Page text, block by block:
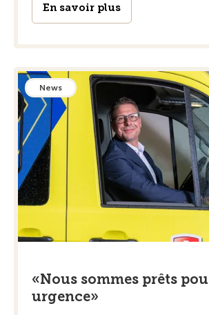
En savoir plus
News
«Nous sommes prêts
urgence»